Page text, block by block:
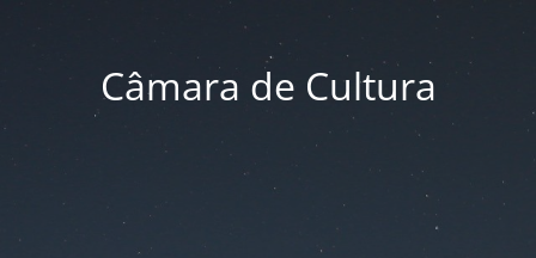
Câmara de Cultura